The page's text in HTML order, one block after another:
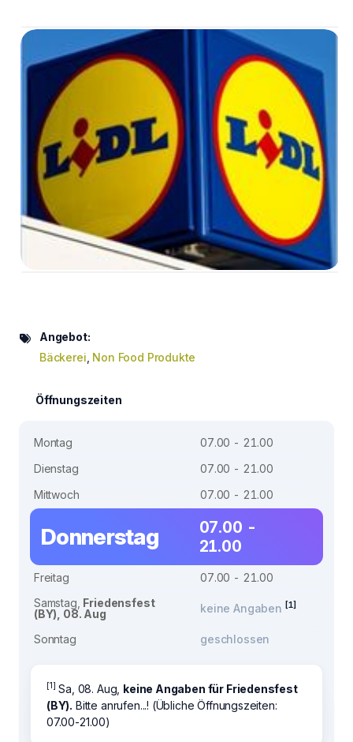
Angebot:
Bäckerei Non Food Produkte
Öffnungszeiten
Montag
07.00 - 21.00
Dienstag
07.00 - 21.00
Mittwoch
07.00 - 21.00
Donnerstag
07.00 -
21.00
Freitag
07.00 - 21.00
Samstag, Friedensfest
(BY), 08. Aug
keine Angaben [1]
Sonntag geschlossen
[1] Sa, 08. Aug, keine Angaben für Friedensfest
(BY). Bitte anrufen...! (Übliche Öffnungszeiten:
07.00-21.00)